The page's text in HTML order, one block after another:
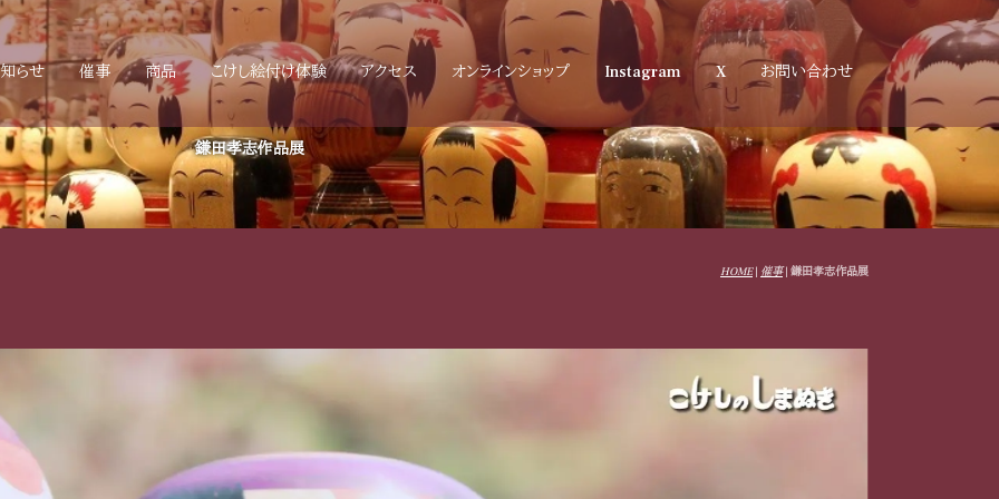
らせ 催事 商品 こけし絵付け体験 アクセス オンラインショップ Instagram X お問い合わせ
鎌田孝志作品展
HOME| 催事| 鎌田孝志作品展